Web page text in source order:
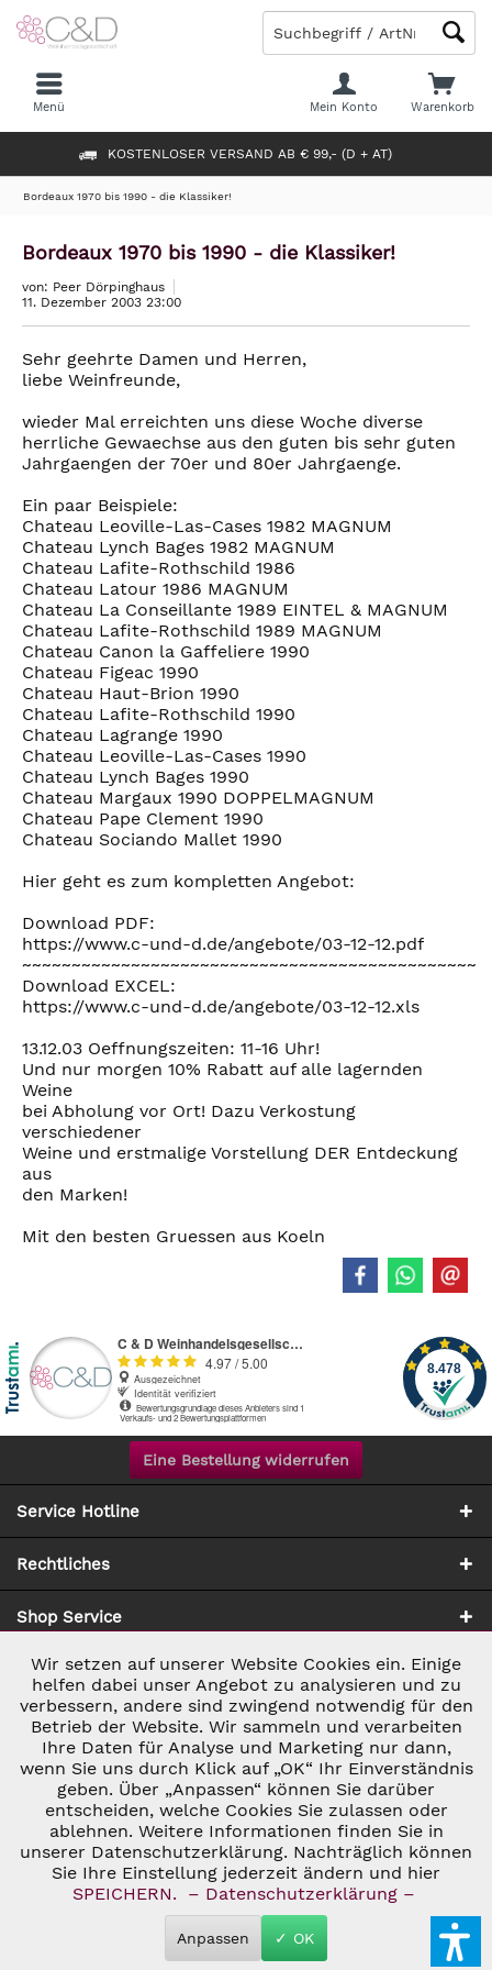
KOSTENLOSER VERSAND AB € 99,- (D + AT)
Warenkorb
Mein Konto
Menü
Bordeaux 1970 bis 1990 - die Klassiker!
Bordeaux 1970 bis 1990 - die Klassiker!
von: Peer Dörpinghaus
11. Dezember 2003 23:00
Sehr geehrte Damen und Herren,
liebe Weinfreunde,
wieder Mal erreichten uns diese Woche diverse
herrliche Gewaechse aus den guten bis sehr guten
Jahrgaengen der 70er und 80er Jahrgaenge.
Ein paar Beispiele:
Chateau Leoville-Las-Cases 1982 MAGNUM
Chateau Lynch Bages 1982 MAGNUM
Chateau Lafite-Rothschild 1986
Chateau Latour 1986 MAGNUM
Chateau La Conseillante 1989 EINTEL & MAGNUM
Chateau Lafite-Rothschild 1989 MAGNUM
Chateau Canon la Gaffeliere 1990
Chateau Figeac 1990
Chateau Haut-Brion 1990
Chateau Lafite-Rothschild 1990
Chateau Lagrange 1990
Chateau Leoville-Las-Cases 1990
Chateau Lynch Bages 1990
Chateau Margaux 1990 DOPPELMAGNUM
Chateau Pape Clement 1990
Chateau Sociando Mallet 1990
Hier geht es zum kompletten Angebot:
Download PDF:
https://www.c-und-d.de/angebote/03-12-12.pdf
~~~~~~~~~~~~~~~~~~~~~~~~~~~~~~~~~~~~~~~~~~~~~~
Download EXCEL:
https://www.c-und-d.de/angebote/03-12-12.xls
13.12.03 Oeffnungszeiten: 11-16 Uhr!
Und nur morgen 10% Rabatt auf alle lagernden
Weine
bei Abholung vor Ort! Dazu Verkostung
verschiedener
Weine und erstmalige Vorstellung DER Entdeckung
aus
den Marken!
Mit den besten Gruessen aus Koeln
Eine Bestellung widerrufen
Service Hotline
Rechtliches
Shop Service
Zahlung & Versand
* ALLE PREISE INKL. GESETZL. UMSATZSTEUER ZZGL.
VERSANDKOSTEN UND GGF. NACHNAHMEGEBÜHREN, WENN NICHT
ANDERS BESCHRIEBEN
© 2026 C&D WEINHANDEL - ALL RIGHTS RESERVED. THEME BY
THEMEWARE®
Notwendig Aktiv
Marketing Inaktiv
Tracking Inaktiv
Personalisierung Inaktiv
Wir setzen auf unserer Website Cookies ein. Einige
helfen dabei unser Angebot zu analysieren und zu
verbessern, andere sind zwingend notwendig für den
Betrieb der Website. Wir sammeln und verarbeiten
Ihre Daten für Analyse und Marketing nur dann,
wenn Sie uns durch Klick auf „OK“ Ihr Einverständnis
geben. Über „Anpassen“ können Sie darüber
entscheiden, welche Cookies Sie zulassen oder
ablehnen. Weitere Informationen finden Sie in
unserer Datenschutzerklärung. Nachträglich können
Sie Ihre Einstellung jederzeit ändern und hier
SPEICHERN.
– Datenschutzerklärung –
Anpassen ✓ OK